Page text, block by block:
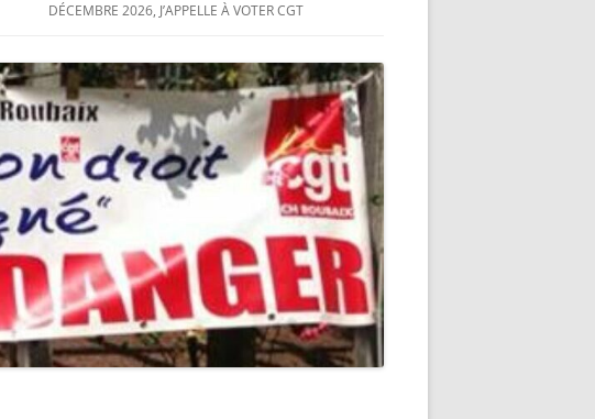
DÉCEMBRE 2026, J’APPELLE À VOTER CGT